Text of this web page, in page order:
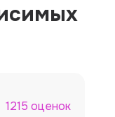
1215 оценок